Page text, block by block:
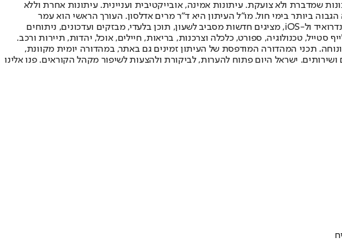
שמדברת ולא צועקת. עיתונות אמינה, אובייקטיבית ועניינית. עיתונות אחרת וללא
לעיתון הישראלי בעל שיעור החשיפה הגבוה ביותר בימי חול. מו"ל העיתון היא ד"ר מרים אדלסון. העורך הראשי הוא עמר
לחמנוביץ, והעורך המייסד הוא עמוס רגב. אתרי האינטרנט של "ישראל היום" בעברית ובאנגלית, כמו כן היישומונים (אפליקציות) לאנדרואיד ול-iOS, מציגים חדשות מסביב לשעון, תוכן בלעדי, מבזקים ועדכונים, ניתוחים
סטייל, טכנולוגיה, ספורט, כלכלה וצרכנות, בריאות, חיילים, אוכל, יהדות, תיירות ורכב.
ונוחה. תכני המהדורה המודפסת של העיתון זמינים גם באתר, במהדורה יומית מקוונת,
ישראל היום פתוח להערות, לביקורת ולהצעות לשיפור מקהל הקוראים. פנו אלינו